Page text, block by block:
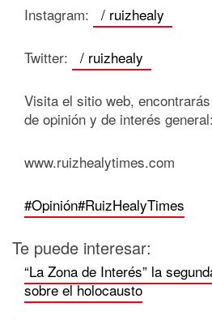
Instagram: / ruizhealy
Twitter: / ruizhealy
Visita el sitio web,
de opinión y de interés general:
www.ruizhealytimes.com
#Opinión#RuizHealyTimes
Te puede interesar:
“La Zona de Interés” la
sobre el holocausto